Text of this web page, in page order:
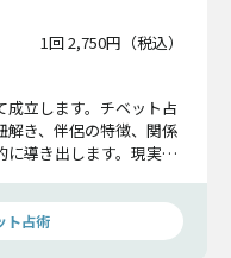
1回 2,750円（税込）
立します。チベット占
解き、伴侶の特徴、関係
導き出します。現実的
ト占術